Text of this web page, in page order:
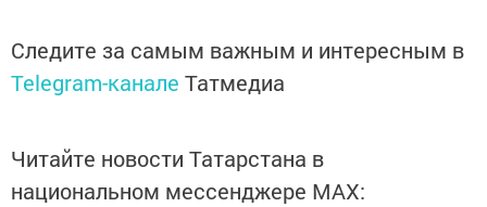
Следите за самым важным и интересным в
Telegram-канале Татмедиа
Читайте новости Татарстана в
национальном мессенджере MАХ: